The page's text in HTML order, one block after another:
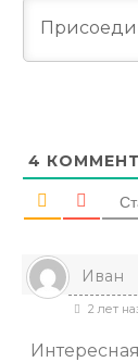
4
Иван
2 лет